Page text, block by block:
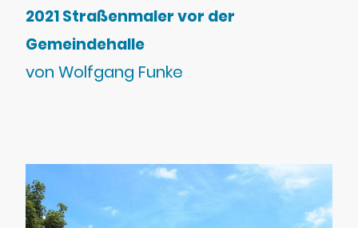
2021 Straßenmaler vor der
Gemeindehalle
von Wolfgang Funke